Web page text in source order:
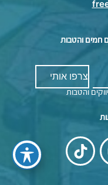
חמים והטבות
והטבות